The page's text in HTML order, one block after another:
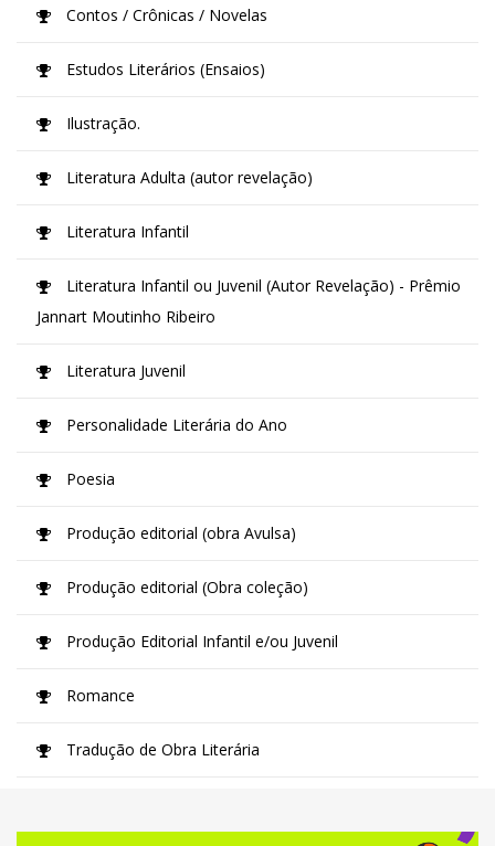
Contos / Crônicas / Novelas
Estudos Literários (Ensaios)
Ilustração.
Literatura Adulta (autor revelação)
Literatura Infantil
Literatura Infantil ou Juvenil (Autor Revelação) - Prêmio
Jannart Moutinho Ribeiro
Literatura Juvenil
Personalidade Literária do Ano
Poesia
Produção editorial (obra Avulsa)
Produção editorial (Obra coleção)
Produção Editorial Infantil e/ou Juvenil
Romance
Tradução de Obra Literária